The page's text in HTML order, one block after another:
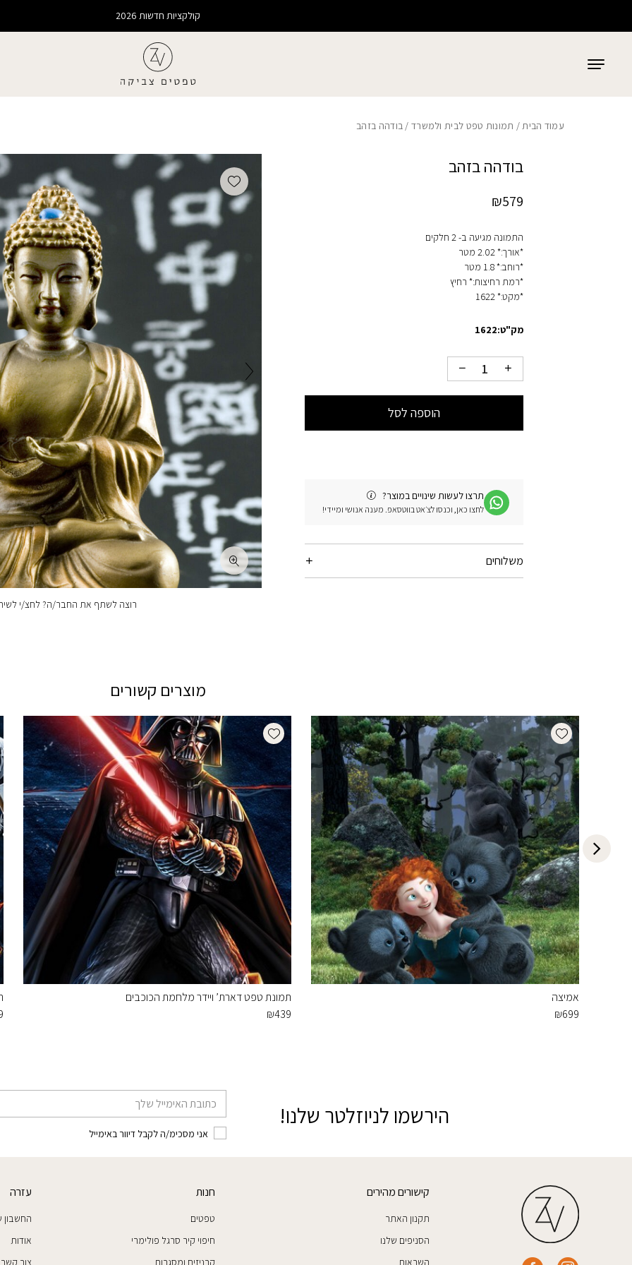
קולקציות חדשות 2026
עמוד הבית/ תמונות טפט לבית ולמשרד / בודהה בזהב
בודהה בזהב
₪579
התמונה מגיעה ב- 2 חלקים
*אורך:* 2.02 מטר
*רוחב:* 1.8 מטר
*רמת רחיצות:* רחיץ
*מקט:* 1622
מק"ט:1622
הוספה לסל
תרצו לעשות שינויים במוצר?
לחצו כאן, וכנסו לצ׳אט בווטסאפ. מענה אנושי ומיידי!
משלוחים
Add wishlist
רוצה לשתף את החבר/ה? לחצ/י
מוצרים קשורים
Add wishlist
אמיצה
₪699
Add wishlist
תמונת טפט דארת’ ויידר מלחמת הכוכבים
₪439
הירשמו לניוזלטר שלנו!
אני מסכימ/ה לקבל דיוור באימייל
קישורים מהירים
תקנון האתר
הסניפים שלנו
השראות
חנות
טפטים
חיפוי קיר סרגל פולימרי
קרניזים ומסגרות
עזרה
החשבון
אודות
צור קשר